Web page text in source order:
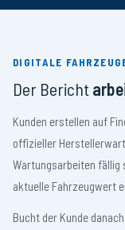
DIGITALE
Der Bericht
Kunden erstellen auf
offizieller
Wartungsarbeiten fällig
aktuelle Fahrzeugwert
Bucht der Kunde